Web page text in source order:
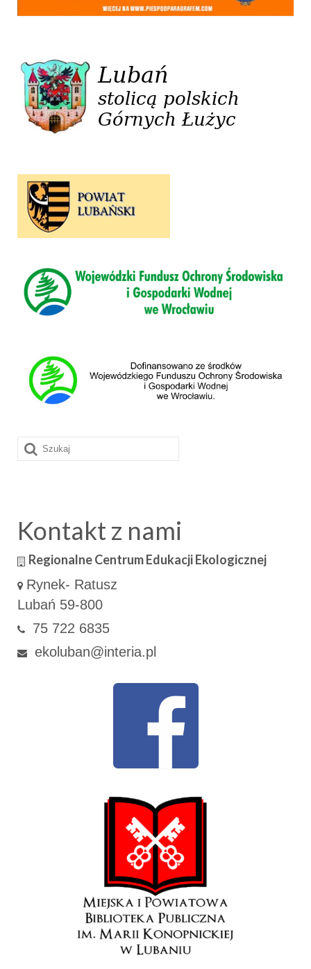
Szuklaj
w:
Kontakt z nami
Regionalne Centrum Edukacji Ekologicznej
Rynek- Ratusz
Lubań 59-800
75 722 6835
ekoluban@interia.pl